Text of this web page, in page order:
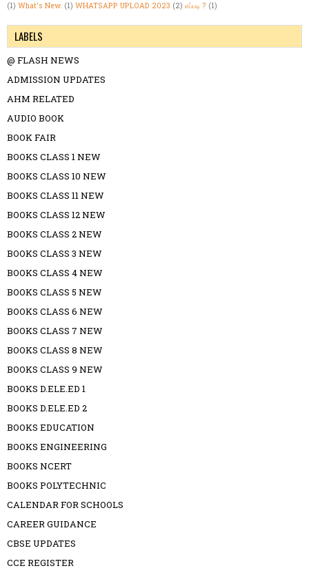
(1) What's New. (1) WHATSAPP UPLOAD 2023 (2) எப்படி ? (1)
LABELS
@ FLASH NEWS
ADMISSION UPDATES
AHM RELATED
AUDIO BOOK
BOOK FAIR
BOOKS CLASS 1 NEW
BOOKS CLASS 10 NEW
BOOKS CLASS 11 NEW
BOOKS CLASS 12 NEW
BOOKS CLASS 2 NEW
BOOKS CLASS 3 NEW
BOOKS CLASS 4 NEW
BOOKS CLASS 5 NEW
BOOKS CLASS 6 NEW
BOOKS CLASS 7 NEW
BOOKS CLASS 8 NEW
BOOKS CLASS 9 NEW
BOOKS D.ELE.ED 1
BOOKS D.ELE.ED 2
BOOKS EDUCATION
BOOKS ENGINEERING
BOOKS NCERT
BOOKS POLYTECHNIC
CALENDAR FOR SCHOOLS
CAREER GUIDANCE
CBSE UPDATES
CCE REGISTER